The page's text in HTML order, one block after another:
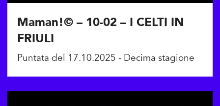
Maman!© – 10-02 – I CELTI IN
FRIULI
Puntata del 17.10.2025 - Decima stagione